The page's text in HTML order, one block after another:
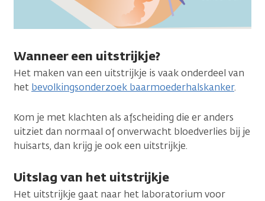
Wanneer een uitstrijkje?
Het maken van een uitstrijkje is vaak onderdeel van
het bevolkingsonderzoek baarmoederhalskanker.
Kom je met klachten als afscheiding die er anders
uitziet dan normaal of onverwacht bloedverlies bij je
huisarts, dan krijg je ook een uitstrijkje.
Uitslag van het uitstrijkje
Het uitstrijkje gaat naar het laboratorium voor